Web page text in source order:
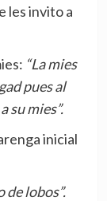
les invito a
“La mies
pues al
su mies”.
inicial
de lobos”.